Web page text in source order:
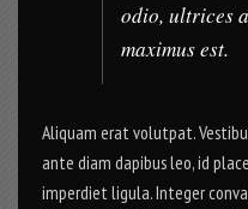
odio, ultrices
maximus est.
Aliquam erat volutpat.
ante diam dapibus leo, id
imperdiet ligula. Integer